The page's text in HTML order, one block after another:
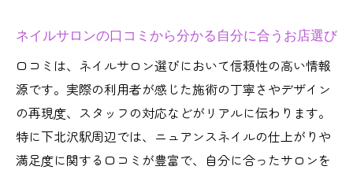
ネイルサロンの口コミから分かる自分に合うお店選び
口コミは、ネイルサロン選びにおいて信頼性の高い情報
源です。実際の利用者が感じた施術の丁寧さやデザイン
の再現度、スタッフの対応などがリアルに伝わります。
特に下北沢駅周辺では、ニュアンスネイルの仕上がりや
満足度に関する口コミが豊富で、自分に合ったサロンを